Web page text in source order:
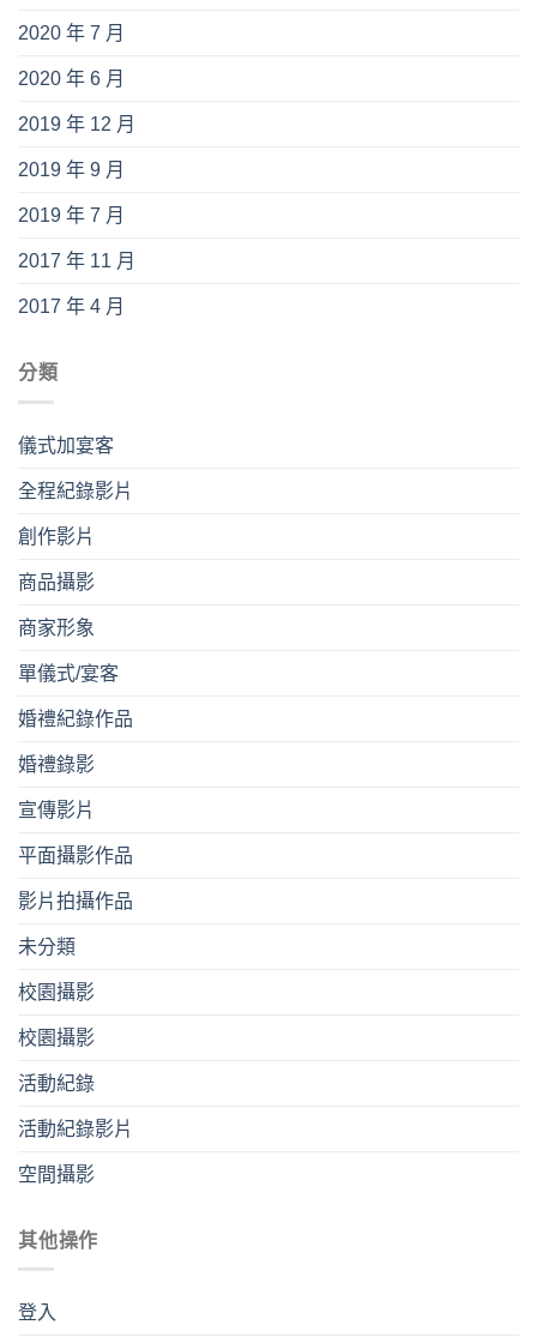
2020 年 7 月
2020 年 6 月
2019 年 12 月
2019 年 9 月
2019 年 7 月
2017 年 11 月
2017 年 4 月
分類
儀式加宴客
全程紀錄影片
創作影片
商品攝影
商家形象
單儀式/宴客
婚禮紀錄作品
婚禮錄影
宣傳影片
平⾯攝影作品
影片拍攝作品
未分類
校園攝影
校園攝影
活動紀錄
活動紀錄影片
空間攝影
其他操作
登入